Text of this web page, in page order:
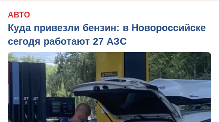
АВТО
Куда привезли бензин: в Новороссийске
сегодя работают 27 АЗС